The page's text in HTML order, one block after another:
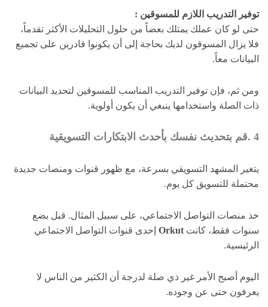
توفير التدريب اللازم للمسوقين :
حتى لو كان عملك يمتلك بعضاً من حلول التحليلات الأكثر تقدماً،
فلا يزال المسوقون لديك بحاجة إلى أن يكونوا قادرين على تجميع
البيانات معاً.
ومن ثم، فإن توفير التدريب المناسب للمسوقين لتحديد البيانات
ذات الصلة واستخدامها ينبغي أن يكون أولوية.
4 .قم بتحديث نفسك بأحدث الابتكارات التسويقية
يتغير المشهد التسويقي بسرعة، مع ظهور قنوات ومنصات جديدة
محتملة للتسويق كل يوم.
خذ منصات التواصل الاجتماعي، على سبيل المثال. قبل بضع
سنوات فقط، كانت Orkut إحدى قنوات التواصل الاجتماعي
الرئيسية.
اليوم أصبح الأمر غير ذي صلة لدرجة أن الكثير من الناس لا
يعرفون حتى عن وجوده.